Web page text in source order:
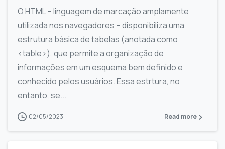
O HTML – linguagem de marcação amplamente
utilizada nos navegadores – disponibiliza uma
estrutura básica de tabelas (anotada como
<table>), que permite a organização de
informações em um esquema bem definido e
conhecido pelos usuários. Essa estrtura, no
entanto, se...
02/05/2023 Read more